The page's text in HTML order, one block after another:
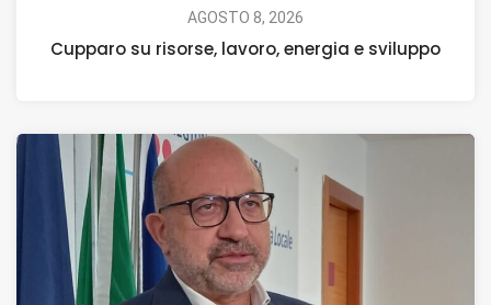
AGOSTO 8, 2026
Cupparo su risorse, lavoro, energia e sviluppo